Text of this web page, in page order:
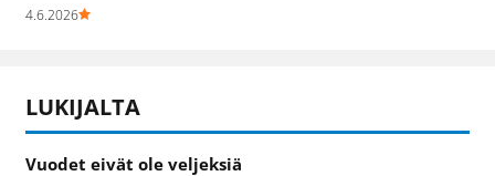
4.6.2026
LUKIJALTA
Vuodet eivät ole veljeksiä